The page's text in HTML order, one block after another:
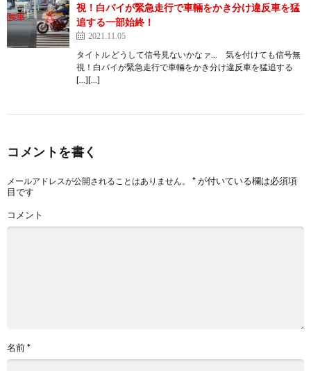
視！白バイが緊急走行で車輛をかき分け違反車を猛
追する一部始終！
2021.11.05
タイトル どうして信号見ないかなァ… 気を付けても信号無
視！白バイが緊急走行で車輛をかき分け違反車を猛追する
[…][…]
コメントを書く
メールアドレスが公開されることはありません。 *が付いている欄は必須項
目です
コメント
名前*